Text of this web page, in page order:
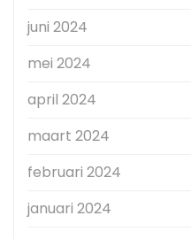
juni 2024
mei 2024
april 2024
maart 2024
februari 2024
januari 2024